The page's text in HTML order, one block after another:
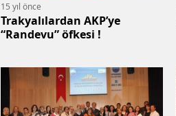
15 yıl önce
Trakyalılardan AKP’ye
“Randevu” öfkesi !